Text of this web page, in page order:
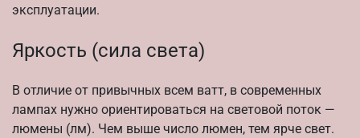
эксплуатации.
Яркость (сила света)
В отличие от привычных всем ватт, в современных
лампах нужно ориентироваться на световой поток —
люмены (лм). Чем выше число люмен, тем ярче свет.